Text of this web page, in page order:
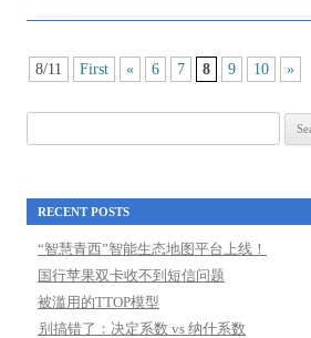
Post
8/11 First « 6 7 8 9 10 »
for:
RECENT POSTS
“智慧青西”智能生态地图平台上线！
国行苹果双卡收不到短信问题
被滥用的TTOP模型
别搞错了：决定系数 vs 纳什系数